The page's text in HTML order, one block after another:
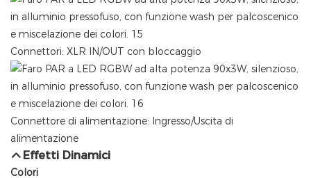
Connettori: XLR IN/OUT con bloccaggio
Connettore di alimentazione: Ingresso/Uscita di
alimentazione
Effetti Dinamici
Colori